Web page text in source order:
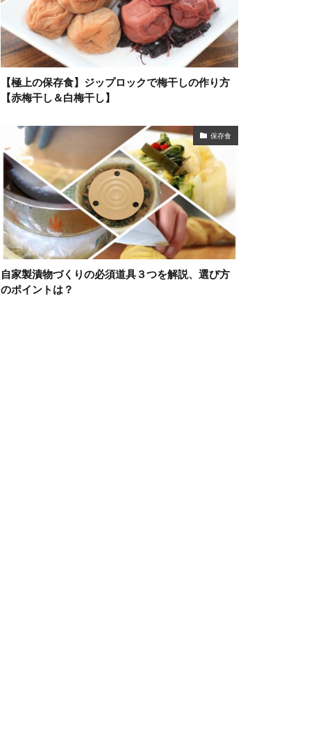
【極上の保存食】ジップロックで梅干しの作り方
【赤梅干し＆白梅干し】
保存食
自家製漬物づくりの必須道具３つを解説、選び方
のポイントは？